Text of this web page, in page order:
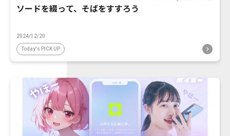
ソードを綴って、そばをすすろう
2024/12/20
Today's PICK UP